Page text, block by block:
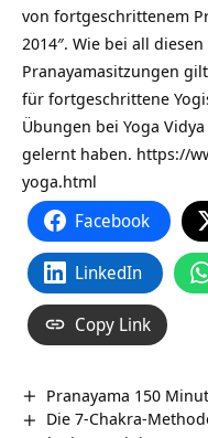
von fortgeschrittenem
2014″. Wie bei all
Pranayamasitzungen
für fortgeschrittene
Übungen bei Yoga
gelernt haben. https://
yoga.html
Facebook
LinkedIn
Copy Link
Pranayama 150
Die 7-Chakra-